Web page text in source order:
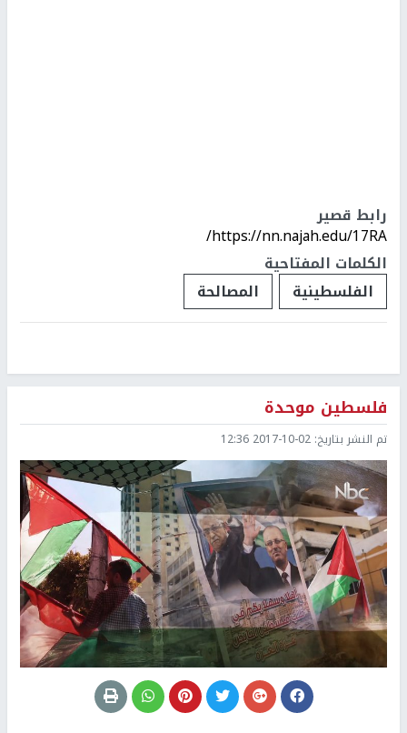
رابط قصير
https://nn.najah.edu/17RA/
الكلمات المفتاحية
الفلسطينية
المصالحة
فلسطين موحدة
تم النشر بتاريخ: 2017-10-02 12:36